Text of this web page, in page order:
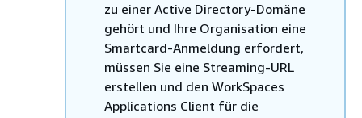
zu einer Active Directory-Domäne
gehört und Ihre Organisation eine
Smartcard-Anmeldung erfordert,
müssen Sie eine Streaming-URL
erstellen und den WorkSpaces
Applications Client für die